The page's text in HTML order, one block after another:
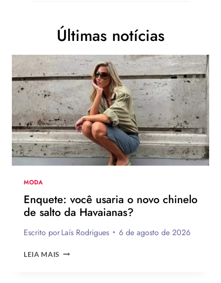
Últimas notícias
MODA
Enquete: você usaria o novo chinelo
de salto da Havaianas?
Escrito porLaís Rodrigues 6 de agosto de 2026
LEIA MAIS ENQUETE: